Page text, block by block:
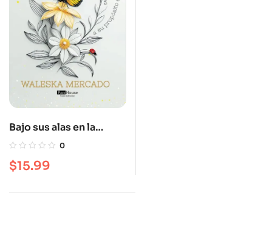
Bajo sus alas en la
tormenta 0
$15.99